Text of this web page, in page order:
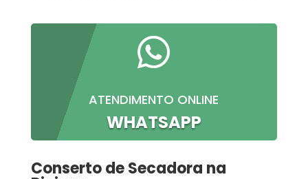

ATENDIMENTO ONLINE
WHATSAPP
Conserto de Secadora na